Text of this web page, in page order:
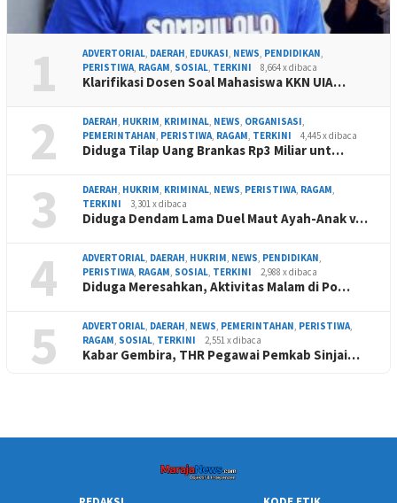
1 ADVERTORIAL, DAERAH, EDUKASI, NEWS, PENDIDIKAN,
PERISTIWA, RAGAM, SOSIAL, TERKINI 8,664 x dibaca
Klarifikasi Dosen Soal Mahasiswa KKN UIA…
2 DAERAH, HUKRIM, KRIMINAL, NEWS, ORGANISASI,
PEMERINTAHAN, PERISTIWA, RAGAM, TERKINI 4,445 x dibaca
Diduga Tilap Uang Brankas Rp3 Miliar unt…
3 DAERAH, HUKRIM, KRIMINAL, NEWS, PERISTIWA, RAGAM,
TERKINI
3,301 x dibaca
Diduga Dendam Lama Duel Maut Ayah-Anak v…
4 ADVERTORIAL, DAERAH, HUKRIM, NEWS, PENDIDIKAN,
PERISTIWA, RAGAM, SOSIAL, TERKINI 2,988 x dibaca
Diduga Meresahkan, Aktivitas Malam di Po…
5 ADVERTORIAL, DAERAH, NEWS, PEMERINTAHAN, PERISTIWA,
RAGAM, SOSIAL, TERKINI 2,551 x dibaca
Kabar Gembira, THR Pegawai Pemkab Sinjai…